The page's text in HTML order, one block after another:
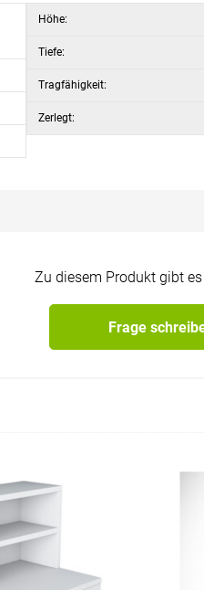
Höhe:
Tiefe:
Tragfähigkeit:
Zerlegt:
Zu diesem Produkt gibt
Frage